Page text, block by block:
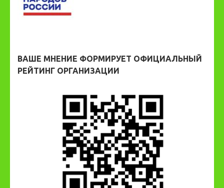
ВАШЕ МНЕНИЕ ФОРМИРУЕТ ОФИЦИАЛЬНЫЙ
РЕЙТИНГ ОРГАНИЗАЦИИ